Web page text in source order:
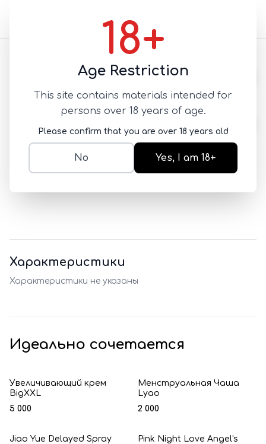
18+
Age Restriction
This site contains materials intended for
persons over 18 years of age.
Please confirm that you are over 18 years old
No Yes, I am 18+
If Love Love of ice and
fire Delay spray
ПРОЛОНГАТОРЫ
5 500
Характеристики
Характеристики не указаны
Идеально сочетается
Увеличивающий крем
BigXXL
5 000
Менструальная Чаша
Lyao
2 000
Jiao Yue Delayed Spray
Pink Night Love Angel's